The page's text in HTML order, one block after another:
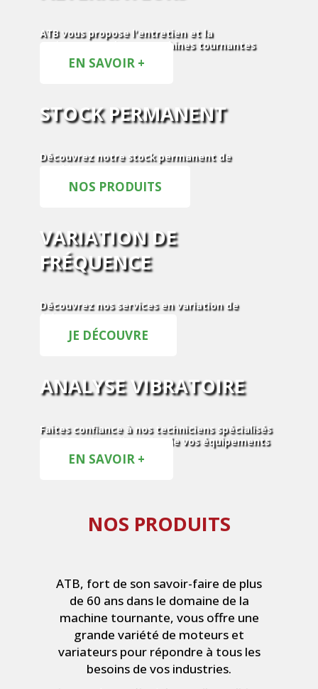
ATB vous propose l'entretien et la
maintenance de vos machines tournantes
EN SAVOIR +
STOCK PERMANENT
Découvrez notre stock permanent de
NOS PRODUITS
VARIATION DE
FRÉQUENCE
Découvrez nos services en variation de
fréquence
JE DÉCOUVRE
ANALYSE VIBRATOIRE
Faites confiance à nos techniciens spécialisés
pour l'analyse vibratoire de vos équipements
EN SAVOIR +
NOS PRODUITS
ATB, fort de son savoir-faire de plus
de 60 ans dans le domaine de la
machine tournante, vous offre une
grande variété de moteurs et
variateurs pour répondre à tous les
besoins de vos industries.